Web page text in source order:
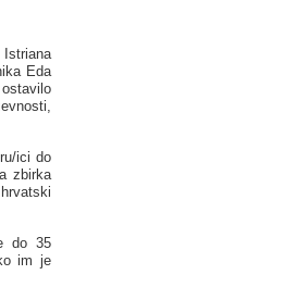
Eda
ici do
zbirka
do 35
im je